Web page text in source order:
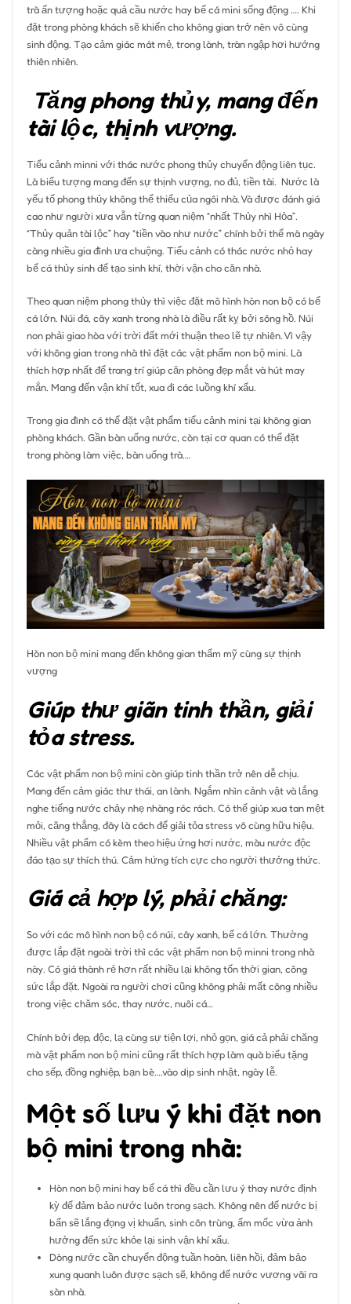
trà ấn tượng hoặc quả cầu nước hay bể cá mini sống động …. Khi
đặt trong phòng khách sẽ khiến cho không gian trở nên vô cùng
sinh động. Tạo cảm giác mát mẻ, trong lành, tràn ngập hơi hướng
thiên nhiên.
Tăng phong thủy, mang đến
tài lộc, thịnh vượng.
Tiểu cảnh minni với thác nước phong thủy chuyển động liên tục.
Là biểu tượng mang đến sự thịnh vượng, no đủ, tiền tài. Nước là
yếu tố phong thủy không thể thiếu của ngôi nhà. Và được đánh giá
cao như người xưa vẫn từng quan niệm “nhất Thủy nhì Hỏa”.
“Thủy quản tài lộc” hay “tiền vào như nước” chính bởi thế mà ngày
càng nhiều gia đình ưa chuộng. Tiểu cảnh có thác nước nhỏ hay
bể cá thủy sinh để tạo sinh khí, thời vận cho căn nhà.
Theo quan niệm phong thủy thì việc đặt mô hình hòn non bộ có bể
cá lớn. Núi đá, cây xanh trong nhà là điều rất kỵ bởi sông hồ. Núi
non phải giao hòa với trời đất mới thuận theo lẽ tự nhiên. Vì vậy
với không gian trong nhà thì đặt các vật phẩm non bộ mini. Là
thích hợp nhất để trang trí giúp căn phòng đẹp mắt và hút may
mắn. Mang đến vận khí tốt, xua đi các luồng khí xấu.
Trong gia đình có thể đặt vật phẩm tiểu cảnh mini tại không gian
phòng khách. Gần bàn uống nước, còn tại cơ quan có thể đặt
trong phòng làm việc, bàn uống trà….
Hòn non bộ mini mang đến không gian thẩm mỹ cùng sự thịnh
vượng
Giúp thư giãn tinh thần, giải
tỏa stress.
Các vật phẩm non bộ mini còn giúp tinh thần trở nên dễ chịu.
Mang đến cảm giác thư thái, an lành. Ngắm nhìn cảnh vật và lắng
nghe tiếng nước chảy nhẹ nhàng róc rách. Có thể giúp xua tan mệt
mỏi, căng thẳng, đây là cách để giải tỏa stress vô cùng hữu hiệu.
Nhiều vật phẩm có kèm theo hiệu ứng hơi nước, màu nước độc
đáo tạo sự thích thú. Cảm hứng tích cực cho người thưởng thức.
Giá cả hợp lý, phải chăng:
So với các mô hình non bộ có núi, cây xanh, bể cá lớn. Thường
được lắp đặt ngoài trời thì các vật phẩm non bộ minni trong nhà
này. Có giá thành rẻ hơn rất nhiều lại không tốn thời gian, công
sức lắp đặt. Ngoài ra người chơi cũng không phải mất công nhiều
trong việc chăm sóc, thay nước, nuôi cá…
Chính bởi đẹp, độc, lạ cùng sự tiện lợi, nhỏ gọn, giá cả phải chăng
mà vật phẩm non bộ mini cũng rất thích hợp làm quà biếu tặng
cho sếp, đồng nghiệp, bạn bè….vào dịp sinh nhật, ngày lễ.
Một số lưu ý khi đặt non
bộ mini trong nhà:
Hòn non bộ mini hay bể cá thì đều cần lưu ý thay nước định
kỳ để đảm bảo nước luôn trong sạch. Không nên để nước bị
bẩn sẽ lắng đọng vị khuẩn, sinh côn trùng, ẩm mốc vừa ảnh
hưởng đến sức khỏe lại sinh vận khí xấu.
Dòng nước cần chuyển động tuần hoàn, liên hồi, đảm bảo
xung quanh luôn được sạch sẽ, không để nước vương vãi ra
sàn nhà.